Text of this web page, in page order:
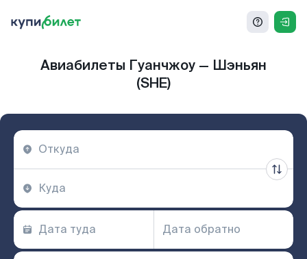
Авиабилеты Гуанчжоу — Шэньян
(SHE)